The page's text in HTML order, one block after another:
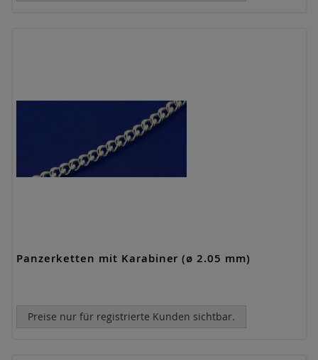
Panzerketten mit Karabiner (ø 2.05 mm)
Preise nur für registrierte Kunden sichtbar.